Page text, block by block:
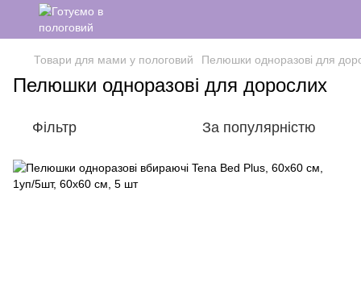
Товари для мами у пологовий Пелюшки одноразові для
Пелюшки одноразові для дорослих
Фільтр За популярністю